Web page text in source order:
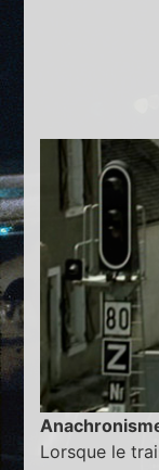
Lorsque le